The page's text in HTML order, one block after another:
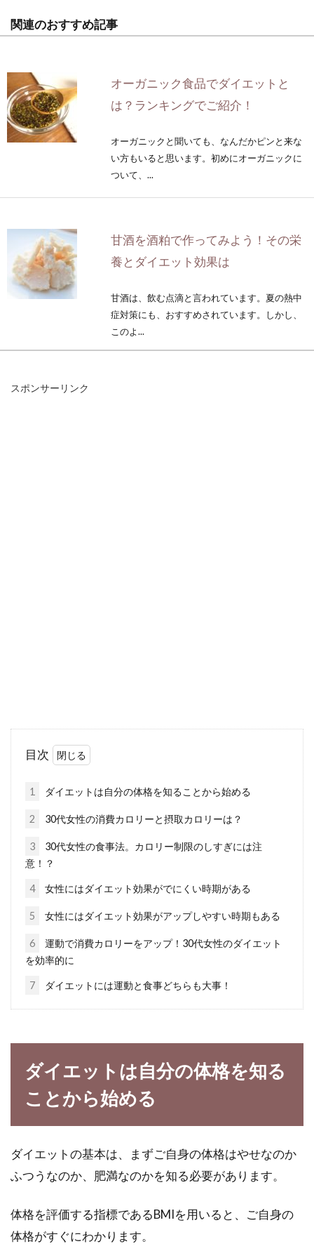
関連のおすすめ記事
オーガニック食品でダイエットと
は？ランキングでご紹介！
オーガニックと聞いても、なんだかピンと来な
い方もいると思います。初めにオーガニックに
ついて、...
甘酒を酒粕で作ってみよう！その栄
養とダイエット効果は
甘酒は、飲む点滴と言われています。夏の熱中
症対策にも、おすすめされています。しかし、
このよ...
で効率的なダイエット
フ！おいしいおやつレシピ
疲れた時、友達と集まった時、おいしいおやつ
はマストですね。そんな時に食べておいしいの
味方につけて腸を快調に！
体の悩みでの上位に挙がってくるのが、おそら
く便秘ではないでしょうか。毎日気持ちよくあ
とろ～りグラタン！カロリーオフで
グラタンは大人も子供も、みんな大好きですよ
スポンサーリンク
目次
1 ダイエットは自分の体格を知ることから始める
2 30代女性の消費カロリーと摂取カロリーは？
3
30代女性の食事法。カロリー制限のしすぎには注
意！？
4 女性にはダイエット効果がでにくい時期がある
5 女性にはダイエット効果がアップしやすい時期もある
6
運動で消費カロリーをアップ！30代女性のダイエット
を効率的に
7 ダイエットには運動と食事どちらも大事！
ダイエットは自分の体格を知る
ことから始める
ダイエットの基本は、まずご自身の体格はやせなのか
ふつうなのか、肥満なのかを知る必要があります。
体格を評価する指標であるBMIを用いると、ご自身の
体格がすぐにわかります。